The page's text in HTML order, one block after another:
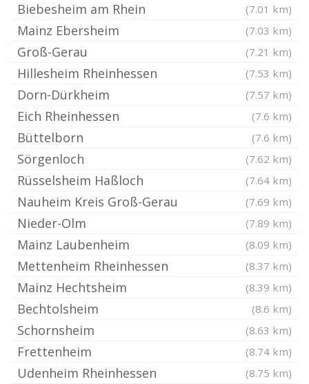
Biebesheim am Rhein (7.01 km)
Mainz Ebersheim (7.03 km)
Groß-Gerau (7.21 km)
Hillesheim Rheinhessen (7.53 km)
Dorn-Dürkheim (7.57 km)
Eich Rheinhessen (7.6 km)
Büttelborn (7.6 km)
Sörgenloch (7.62 km)
Rüsselsheim Haßloch (7.64 km)
Nauheim Kreis Groß-Gerau (7.69 km)
Nieder-Olm (7.89 km)
Mainz Laubenheim (8.09 km)
Mettenheim Rheinhessen (8.37 km)
Mainz Hechtsheim (8.39 km)
Bechtolsheim (8.6 km)
Schornsheim (8.63 km)
Frettenheim (8.74 km)
Udenheim Rheinhessen (8.75 km)